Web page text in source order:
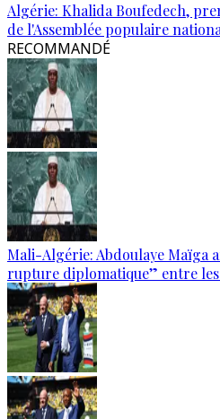
Algérie: Khalida Boufedech,
de l'Assemblée populaire
RECOMMANDÉ
Mali-Algérie: Abdoulaye Maïga
rupture diplomatique” entre les